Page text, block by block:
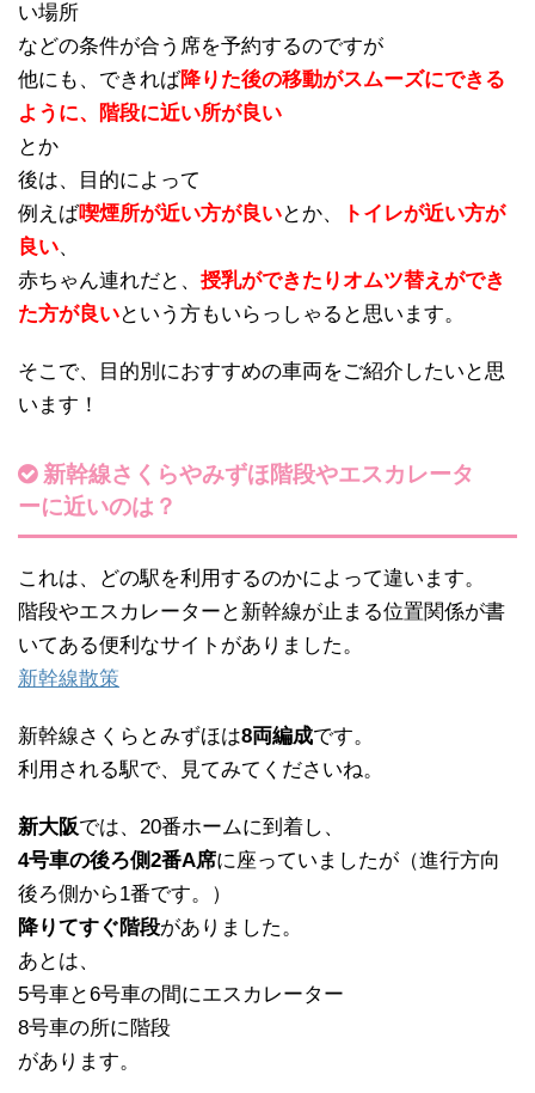
い場所
などの条件が合う席を予約するのですが
他にも、できれば降りた後の移動がスムーズにできる
ように、階段に近い所が良い
とか
後は、目的によって
例えば喫煙所が近い方が良いとか、
トイレが近い方が
良い、
赤ちゃん連れだと、 授乳ができたりオムツ替えができ
た方が良いという方もいらっしゃると思います。
そこで、目的別におすすめの車両をご紹介したいと思
います！
新幹線さくらやみずほ階段やエスカレータ
ーに近いのは？
これは、どの駅を利用するのかによって違います。
階段やエスカレーターと新幹線が止まる位置関係が書
いてある便利なサイトがありました。
新幹線散策
新幹線さくらとみずほは8両編成です。
利用される駅で、見てみてくださいね。
新大阪では、20番ホームに到着し、
4号車の後ろ側2番A席に座っていましたが（進行方向
後ろ側から1番です。）
降りてすぐ階段がありました。
あとは、
5号車と6号車の間にエスカレーター
8号車の所に階段
があります。